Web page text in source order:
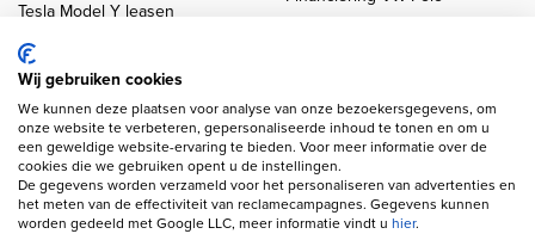
Tesla Model Y leasen
VW ID.4 leasen
Wij gebruiken cookies
We kunnen deze plaatsen voor analyse van onze bezoekersgegevens, om
onze website te verbeteren, gepersonaliseerde inhoud te tonen en om u
een geweldige website-ervaring te bieden. Voor meer informatie over de
cookies die we gebruiken opent u de instellingen.
De gegevens worden verzameld voor het personaliseren van advertenties en
het meten van de effectiviteit van reclamecampagnes. Gegevens kunnen
worden gedeeld met Google LLC, meer informatie vindt u hier.